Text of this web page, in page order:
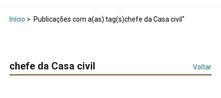
Início > Publicações com a(as) tag(s)chefe da Casa civil"
chefe da Casa civil Voltar